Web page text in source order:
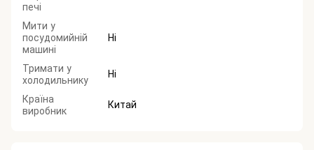
печі
Мити у
посудомийній
машині
Ні
Тримати у
холодильнику
Ні
Країна
виробник
Китай